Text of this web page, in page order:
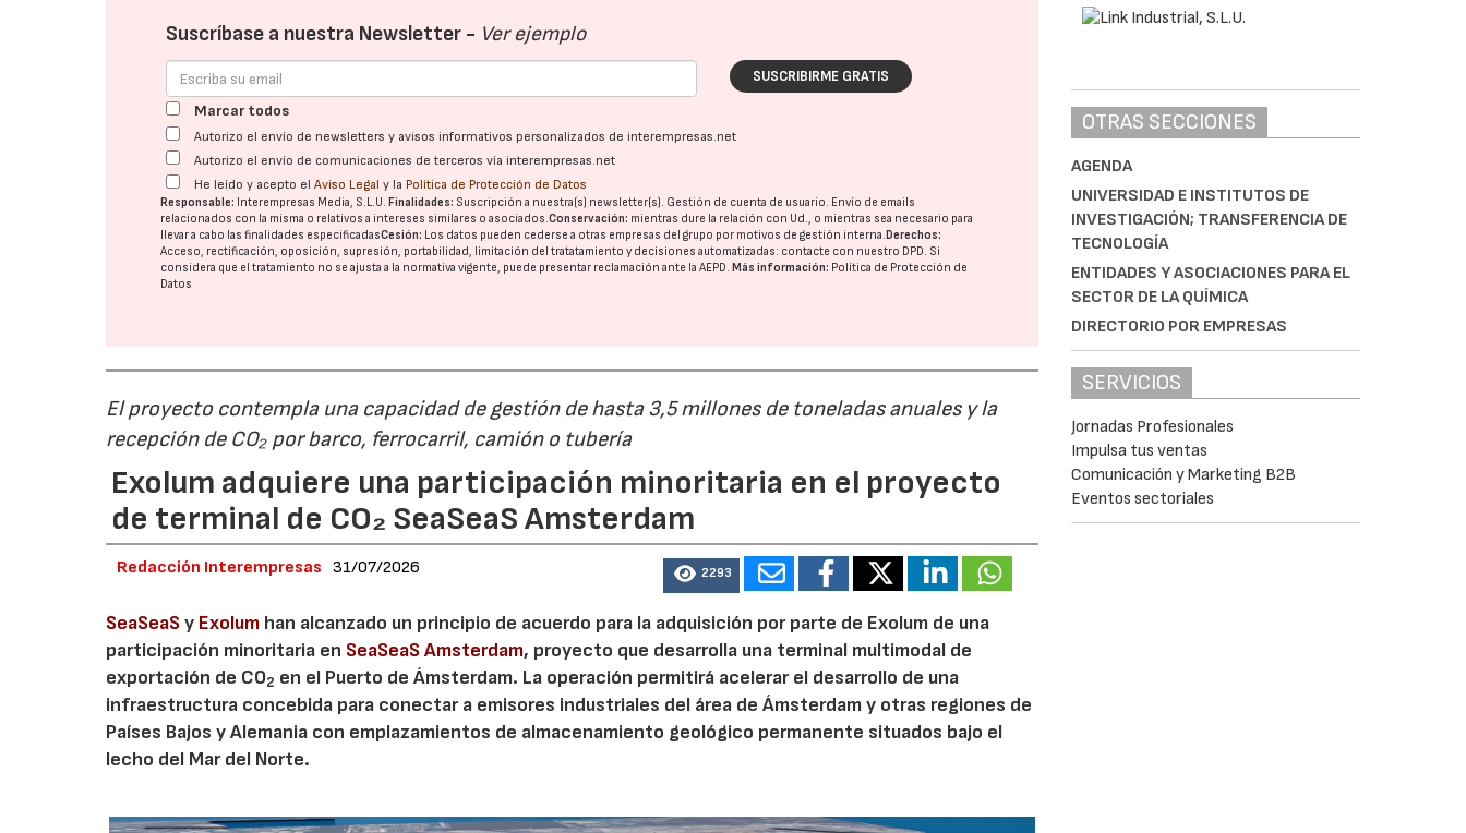
Suscríbase a nuestra Newsletter - Ver ejemplo
SUSCRIBIRME GRATIS
Marcar todos
Autorizo el envío de newsletters y avisos informativos personalizados de interempresas.net
Autorizo el envío de comunicaciones de terceros vía interempresas.net
He leído y acepto elAviso Legal y la Política de Protección de Datos
Responsable: Interempresas Media, S.L.U. Finalidades: Suscripción a nuestra(s) newsletter(s). Gestión de cuenta de usuario. Envío de emails
relacionados con la misma o relativos a intereses similares o asociados.Conservación: mientras dure la relación con Ud., o mientras sea necesario para
llevar a cabo las finalidades especificadasCesión: Los datos pueden cederse a otras empresas del grupo por motivos de gestión interna. Derechos:
Acceso, rectificación, oposición, supresión, portabilidad, limitación del tratatamiento y decisiones automatizadas: contacte con nuestro DPD. Si
considera que el tratamiento no se ajusta a la normativa vigente, puede presentar reclamación ante laAEPD. Más información: Política de Protección de
Datos
El proyecto contempla una capacidad de gestión de hasta 3,5 millones de toneladas anuales y la
recepción de CO₂ por barco, ferrocarril, camión o tubería
Exolum adquiere una participación minoritaria en el proyecto
de terminal de CO₂ SeaSeaS Amsterdam
Redacción Interempresas 31/07/2026 2293
SeaSeaSy Exolum han alcanzado un principio de acuerdo para la adquisición por parte de Exolum de una
participación minoritaria en SeaSeaS Amsterdam, proyecto que desarrolla una terminal multimodal de
exportación de CO2 en el Puerto de Ámsterdam. La operación permitirá acelerar el desarrollo de una
infraestructura concebida para conectar a emisores industriales del área de Ámsterdam y otras regiones de
Países Bajos y Alemania con emplazamientos de almacenamiento geológico permanente situados bajo el
lecho del Mar del Norte.
OTRAS SECCIONES
AGENDA
UNIVERSIDAD E INSTITUTOS DE
INVESTIGACIÓN; TRANSFERENCIA DE
TECNOLOGÍA
ENTIDADES Y ASOCIACIONES PARA EL
SECTOR DE LA QUÍMICA
DIRECTORIO POR EMPRESAS
SERVICIOS
Jornadas Profesionales
Impulsa tus ventas
Comunicación y Marketing B2B
Eventos sectoriales